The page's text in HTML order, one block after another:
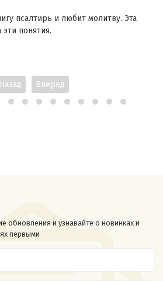
псалтирь и любит молитву. Эта
понятия.
Назад Вперед
обновления и узнавайте о новинках и
первыми